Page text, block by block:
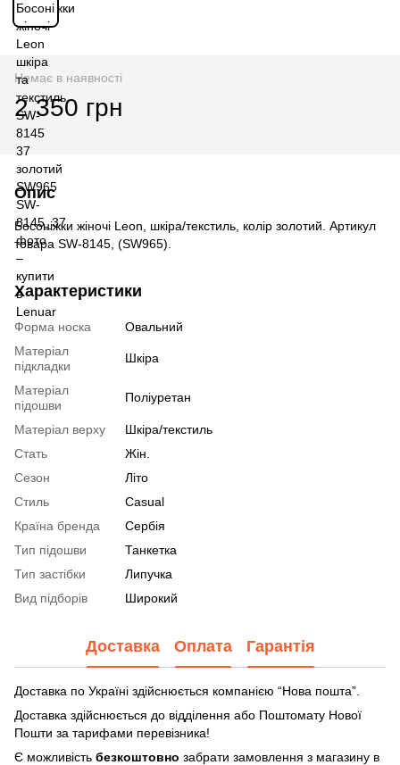
Немає в наявності
2 350 грн
Опис
Босоніжки жіночі Leon, шкіра/текстиль, колір золотий. Артикул
товара SW-8145, (SW965).
Характеристики
Форма носка
Овальний
Матеріал
підкладки
Шкіра
Матеріал
підошви
Поліуретан
Матеріал верху
Шкіра/текстиль
Стать
Жін.
Сезон
Літо
Стиль
Casual
Країна бренда
Сербія
Тип підошви
Танкетка
Тип застібки
Липучка
Вид підборів
Широкий
Доставка Оплата Гарантія
Доставка по Україні здійснюється компанією “Нова пошта”.
Доставка здійснюється до відділення або Поштомату Нової
Пошти за тарифами перевізника!
Є можливість безкоштовно забрати замовлення з магазину в